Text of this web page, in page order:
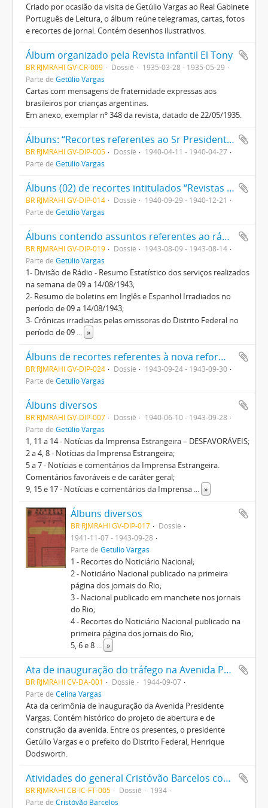
Criado por ocasião da visita de Getúlio Vargas ao Real Gabinete
Português de Leitura, o álbum reúne telegramas, cartas, fotos
e recortes de jornal. Contém desenhos ilustrativos.
Álbum organizado pela Revista infantil El Tony
BR RJMRAHI GV-CR-009 Dossiê
1935-03-28 - 1935-05-29
Parte de Getúlio Vargas
Cartas com mensagens de fraternidade expressas aos
brasileiros por crianças argentinas.
Em anexo, exemplar nº 348 da revista, datado de 22/05/1935.
Álbuns: “Recortes referentes ao Sr Presidente Getúlio Vargas em sociais” e “Recortes referentes ao Sr Presidente Getúlio Vargas em artigos e comentários”
BR RJMRAHI GV-DIP-005 Dossiê
1940-04-11 - 1940-04-27
Parte de Getúlio Vargas
Álbuns (02) de recortes intitulados “Revistas Nacionais”
BR RJMRAHI GV-DIP-014 Dossiê
1940-09-29 - 1940-12-21
Parte de Getúlio Vargas
Álbuns contendo assuntos referentes ao rádio
BR RJMRAHI GV-DIP-019 Dossiê
1943-08-09 - 1943-08-14
Parte de Getúlio Vargas
1- Divisão de Rádio - Resumo Estatístico dos serviços realizados
na semana de 09 a 14/08/1943;
2- Resumo de boletins em Inglês e Espanhol Irradiados no
período de 09 a 14/08/1943;
3- Crônicas irradiadas pelas emissoras do Distrito Federal no
período de 09 ... »
Álbuns de recortes referentes à nova reforma do imposto sobre a renda
BR RJMRAHI GV-DIP-024 Dossiê
1943-09-24 - 1943-09-30
Parte de Getúlio Vargas
Álbuns diversos
BR RJMRAHI GV-DIP-007 Dossiê
1940-06-10 - 1943-09-28
Parte de Getúlio Vargas
1, 11 a 14 - Notícias da Imprensa Estrangeira – DESFAVORÁVEIS;
2 a 4, 8 - Notícias da Imprensa Estrangeira;
5 a 7 - Notícias e comentários da Imprensa Estrangeira.
Comentários favoráveis e de caráter geral;
9, 15 e 17 - Notícias e comentários da Imprensa ... »
Álbuns diversos
BR RJMRAHI GV-DIP-017
Dossiê
1941-11-07 - 1943-09-28
Parte de Getúlio Vargas
1 - Recortes do Noticiário Nacional;
2 - Noticiário Nacional publicado na primeira
página dos jornais do Rio;
3 - Nacional publicado em manchete nos jornais
do Rio;
4 - Recortes do Noticiário Nacional publicado na
primeira página dos jornais do Rio;
5, 6 e 8 ... »
Ata de inauguração do tráfego na Avenida Presidente Vargas
BR RJMRAHI CV-DA-001 Dossiê
1944-09-07
Parte de Celina Vargas
Ata da cerimônia de inauguração da Avenida Presidente
Vargas. Contém histórico do projeto de abertura e de
construção da avenida. Entre os presentes, o presidente
Getúlio Vargas e o prefeito do Distrito Federal, Henrique
Dodsworth.
Atividades do general Cristóvão Barcelos como deputado federal e membro da Assembléia Constituinte de 1934
BR RJMRAHI CB-IC-FT-005 Dossiê
1934
Parte de Cristóvão Barcelos